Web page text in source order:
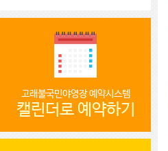
고래불국민야영장 예약시스템
캘린더로 예약하기